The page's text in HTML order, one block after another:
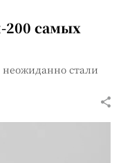
200 самых
стали